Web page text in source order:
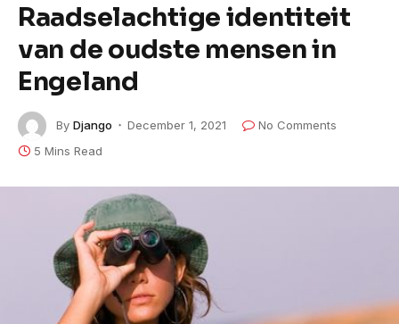
Raadselachtige identiteit
van de oudste mensen in
Engeland
By Django December 1, 2021
No Comments
5 Mins Read